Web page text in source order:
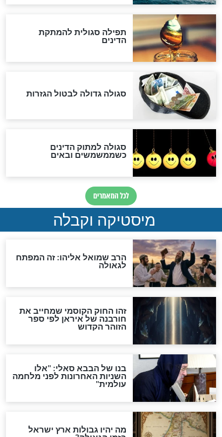
"מודה לקב"ה על כל השנים"
לכל המאמרים
אחרית הימים
האם אפשר לחשב את הקץ?
מה יהיה בימות המשיח?
"לפני הגאולה תהיה אפיקורסות
והכחשה גדולה מאוד של
האמונה"
האם לאחר בוא המשיח יהיה
אפשר לחזור בתשובה?